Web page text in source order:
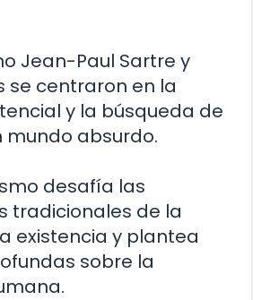
Jean-Paul Sartre y
se centraron en la
y la búsqueda de
mundo absurdo.
desafía las
tradicionales de la
existencia y plantea
sobre la